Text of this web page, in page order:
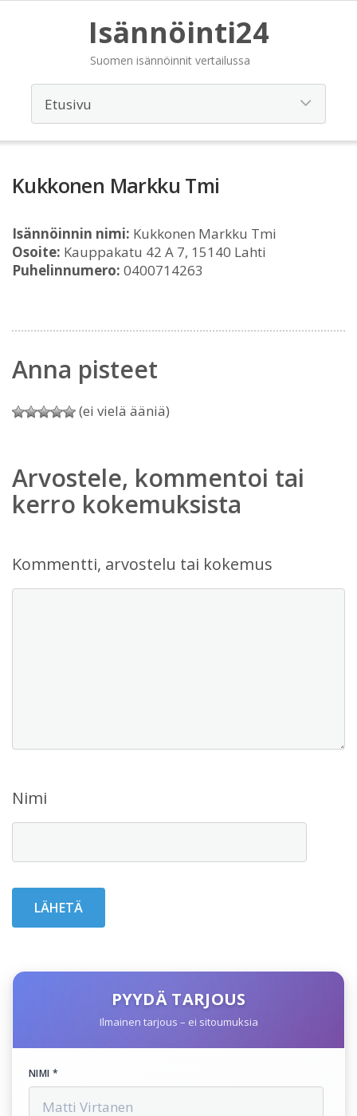
Isännöinti24
Suomen isännöinnit vertailussa
Kukkonen Markku Tmi
Isännöinnin nimi: Kukkonen Markku Tmi
Osoite: Kauppakatu 42 A 7, 15140 Lahti
Puhelinnumero: 0400714263
Anna pisteet
(ei vielä ääniä)
Arvostele, kommentoi tai
kerro kokemuksista
Kommentti, arvostelu tai kokemus
Nimi
PYYDÄ TARJOUS
Ilmainen tarjous – ei sitoumuksia
NIMI *